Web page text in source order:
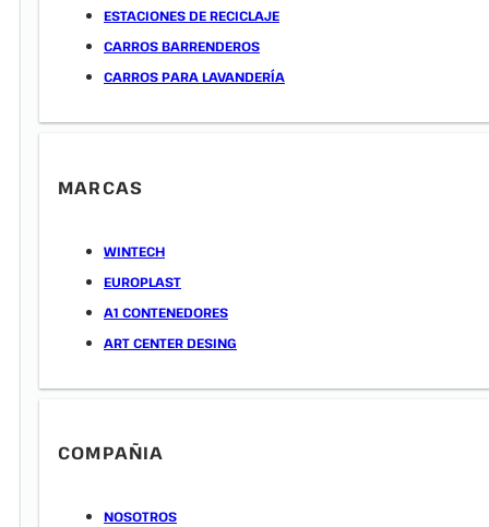
ESTACIONES DE RECICLAJE
CARROS BARRENDEROS
CARROS PARA LAVANDERÍA
MARCAS
WINTECH
EUROPLAST
A1 CONTENEDORES
ART CENTER DESING
COMPAÑIA
NOSOTROS